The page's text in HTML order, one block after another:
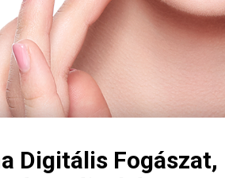
Digitális Fogászat,